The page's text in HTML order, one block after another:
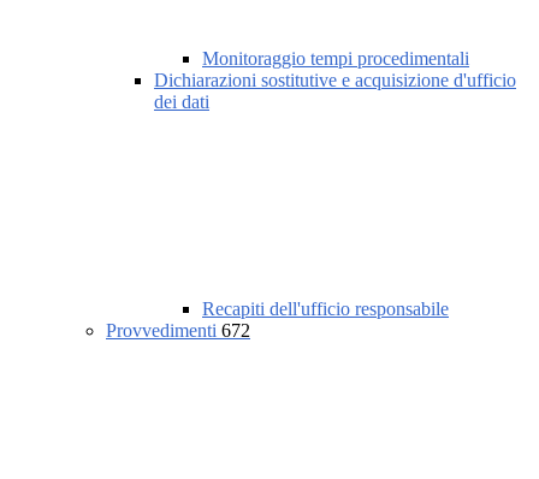
Monitoraggio tempi procedimentali
Dichiarazioni sostitutive e acquisizione d'ufficio
dei dati
Recapiti dell'ufficio responsabile
Provvedimenti 672